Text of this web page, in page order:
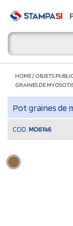
HOME/ OBJETS
GRAINES DE
Pot graines de
COD. MO6146